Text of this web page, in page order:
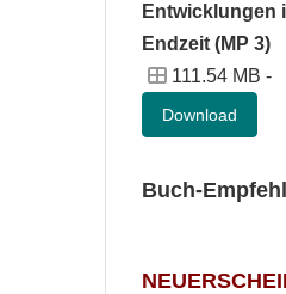
Entwicklungen
Endzeit (MP 3)
111.54 MB -
Download
Buch-